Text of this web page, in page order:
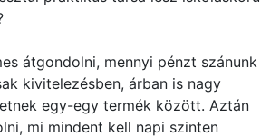
átgondolni, mennyi pénzt szánunk
kivitelezésben, árban is nagy
egy-egy termék között. Aztán
mi mindent kell napi szinten